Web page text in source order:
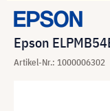
Epson
Artikel-Nr.: 1000006302